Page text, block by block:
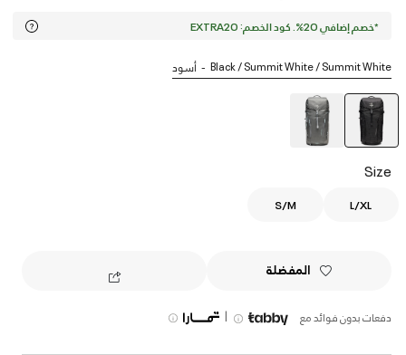
*خصم إضافي 20%. كود الخصم: EXTRA20
Black / Summit White / Summit White أسود
Size
L/XL
S/M
المفضلة
دفعات بدون فوائد مع |